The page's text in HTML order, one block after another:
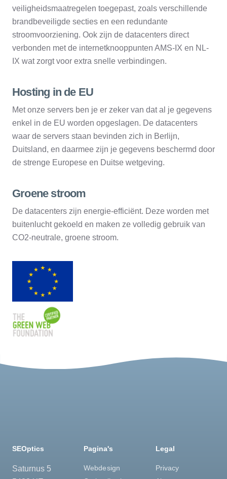
veiligheidsmaatregelen toegepast, zoals verschillende
brandbeveiligde secties en een redundante
stroomvoorziening. Ook zijn de datacenters direct
verbonden met de internetknooppunten AMS-IX en NL-
IX wat zorgt voor extra snelle verbindingen.
Hosting in de EU
Met onze servers ben je er zeker van dat al je gegevens
enkel in de EU worden opgeslagen. De datacenters
waar de servers staan bevinden zich in Berlijn,
Duitsland, en daarmee zijn je gegevens beschermd door
de strenge Europese en Duitse wetgeving.
Groene stroom
De datacenters zijn energie-efficiënt. Deze worden met
buitenlucht gekoeld en maken ze volledig gebruik van
CO2-neutrale, groene stroom.
SEOptics
Saturnus 5
Pagina's
Webdesign
Legal
Privacy